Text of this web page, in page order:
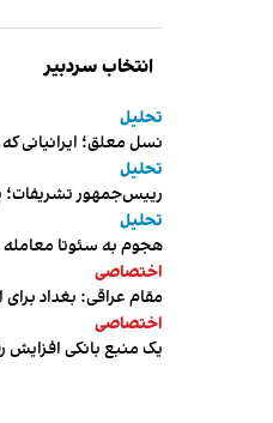
انتخاب سردبیر
تحلیل
نسل معلق؛ ایرانیانی
تحلیل
رییس‌جمهور تشریفات؛
تحلیل
هجوم به سئوتا معامله
اختصاصی
مقام عراقی: بغداد
اختصاصی
یک منبع بانکی